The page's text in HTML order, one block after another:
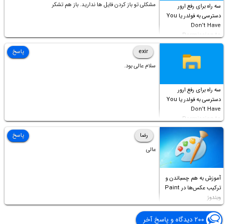
سه راه برای رفع ارور
دسترسی به فولدر یا You
Don’t Have
Permission to
Access this folder
مشکلی تو باز کردن فایل ها ندارید. باز هم تشکر
سه راه برای رفع ارور
دسترسی به فولدر یا You
Don’t Have
Permission to
Access this folder
exir
سلام عالی بود.
پاسخ
آموزش به هم چسباندن و
ترکیب عکس‌ها در Paint
ویندوز
رضا
عالی
پاسخ
۲۰۰ دیدگاه و پاسخ آخر